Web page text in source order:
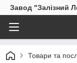
Завод "Залізний
Товари та